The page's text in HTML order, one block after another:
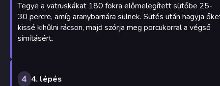
Tegye a vatruskákat 180 fokra előmelegített sütőbe 25-
30 percre, amíg aranybarnára sülnek. Sütés után hagyja
kissé kihűlni rácson, majd szórja meg porcukorral a végső
simításért.
4 4. lépés